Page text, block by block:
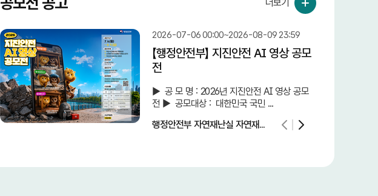
2026-07-06 00:00~2026-08-09 23:59
【행정안전부】 지진안전 AI 영상 공모
전
► 공 모 명 : 2026년 지진안전 AI 영상 공모
전 ► 공모대상 : 대한민국 국민 ...
행정안전부 자연재난실 자연재...
더보기